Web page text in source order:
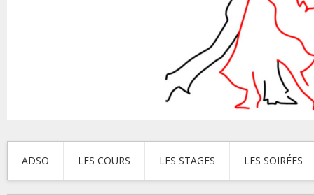
ADSO LES COURS LES STAGES LES SOIRÉES